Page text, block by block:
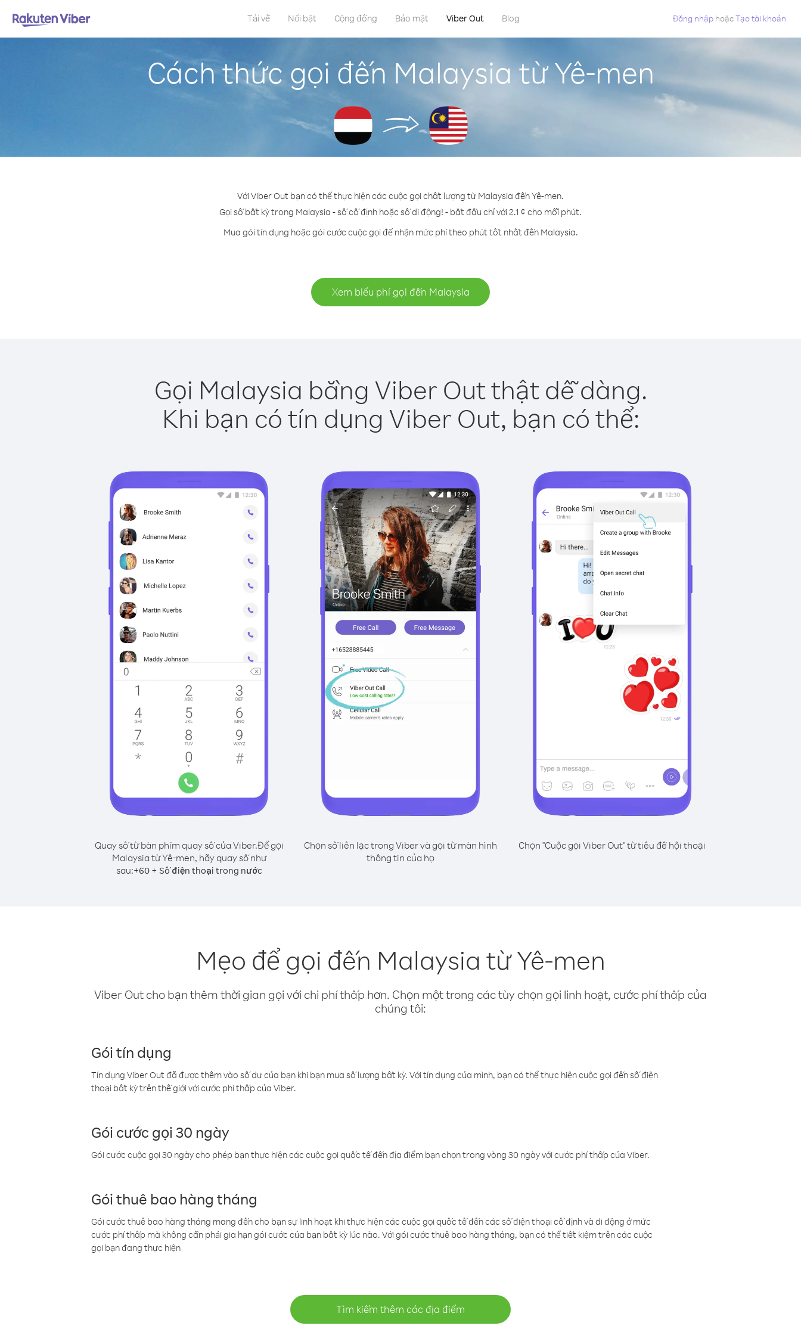
Tải về Nổi bật Cộng đồng Bảo mật Viber Out Blog Đăng nhập hoặcTạo tài khoản
Cách thức gọi đến Malaysia từ Yê-men
Với Viber Out bạn có thể thực hiện các cuộc gọi chất lượng từ Malaysia đến Yê-men.
Gọi số bất kỳ trong Malaysia - số cố định hoặc số di động! - bắt đầu chỉ với 2.1 ¢ cho mỗi phút.
Mua gói tín dụng hoặc gói cước cuộc gọi để nhận mức phí theo phút tốt nhất đến Malaysia.
Xem biểu phí gọi đến Malaysia
Gọi Malaysia bằng Viber Out thật dễ dàng.
Khi bạn có tín dụng Viber Out, bạn có thể:
Quay số từ bàn phím quay số của Viber.Để gọi
Malaysia từ Yê-men, hãy quay số như
sau:+60+ Số điện thoại trong nước
Chọn số liên lạc trong Viber và gọi từ màn hình
thông tin của họ
Chọn "Cuộc gọi Viber Out" từ tiêu đề hội thoại
Mẹo để gọi đến Malaysia từ Yê-men
Viber Out cho bạn thêm thời gian gọi với chi phí thấp hơn. Chọn một trong các tùy chọn gọi linh hoạt, cước phí thấp của
chúng tôi:
Gói tín dụng
Tín dụng Viber Out đã được thêm vào số dư của bạn khi bạn mua số lượng bất kỳ. Với tín dụng của mình, bạn có thể thực hiện cuộc gọi đến số điện
thoại bất kỳ trên thế giới với cước phí thấp của Viber.
Gói cước gọi 30 ngày
Gói cước cuộc gọi 30 ngày cho phép bạn thực hiện các cuộc gọi quốc tế đến địa điểm bạn chọn trong vòng 30 ngày với cước phí thấp của Viber.
Gói thuê bao hàng tháng
Gói cước thuê bao hàng tháng mang đến cho bạn sự linh hoạt khi thực hiện các cuộc gọi quốc tế đến các số điện thoại cố định và di động ở mức
cước phí thấp mà không cần phải gia hạn gói cước của bạn bất kỳ lúc nào. Với gói cước thuê bao hàng tháng, bạn có thể tiết kiệm trên các cuộc
gọi bạn đang thực hiện
Tìm kiếm thêm các địa điểm